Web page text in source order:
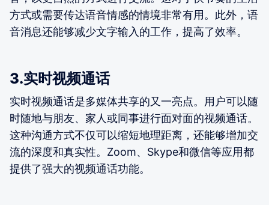
方式或需要传达语音情感的情境非常有用。此外，语
音消息还能够减少文字输入的工作，提高了效率。
3.实时视频通话
实时视频通话是多媒体共享的又一亮点。用户可以随
时随地与朋友、家人或同事进行面对面的视频通话。
这种沟通方式不仅可以缩短地理距离，还能够增加交
流的深度和真实性。Zoom、Skype和微信等应用都
提供了强大的视频通话功能。